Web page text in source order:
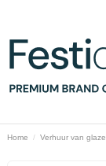
Home Verhuur van